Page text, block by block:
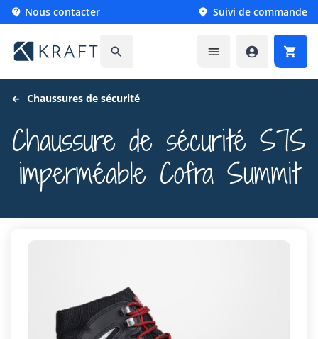
 Nous contacter  Suivi de commande
   
Chaussures de sécurité
Chaussure de sécurité S7S
imperméable Cofra Summit